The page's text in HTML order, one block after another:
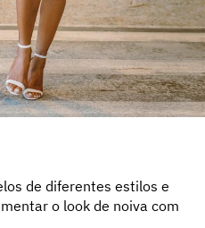
de diferentes estilos e
o look de noiva com